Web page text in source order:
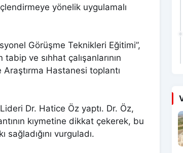
yönelik uygulamalı
Görüşme Teknikleri Eğitimi”,
ve sıhhat çalışanlarının
Hastanesi toplantı
Dr. Hatice Öz yaptı. Dr. Öz,
kıymetine dikkat çekerek, bu
vurguladı.